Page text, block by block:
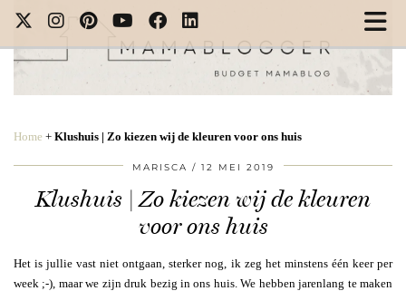
Home + Klushuis | Zo kiezen wij de kleuren voor ons huis
MARISCA 12 MEI 2019
Klushuis | Zo kiezen wij de kleuren
voor ons huis
Het is jullie vast niet ontgaan, sterker nog, ik zeg het minstens één keer per
week ;-), maar we zijn druk bezig in ons huis. We hebben jarenlang te maken